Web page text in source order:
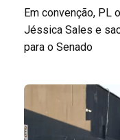
Em convenção, PL
Jéssica Sales e
para o Senado